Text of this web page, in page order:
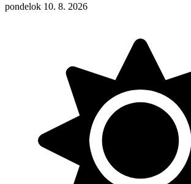
pondelok 10. 8. 2026